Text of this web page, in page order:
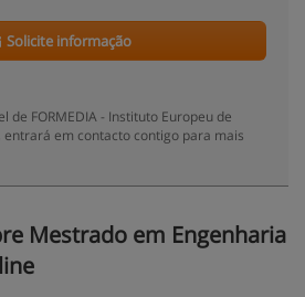
Solicite informação
de FORMEDIA - Instituto Europeu de
entrará em contacto contigo para mais
Mestrado em Engenharia